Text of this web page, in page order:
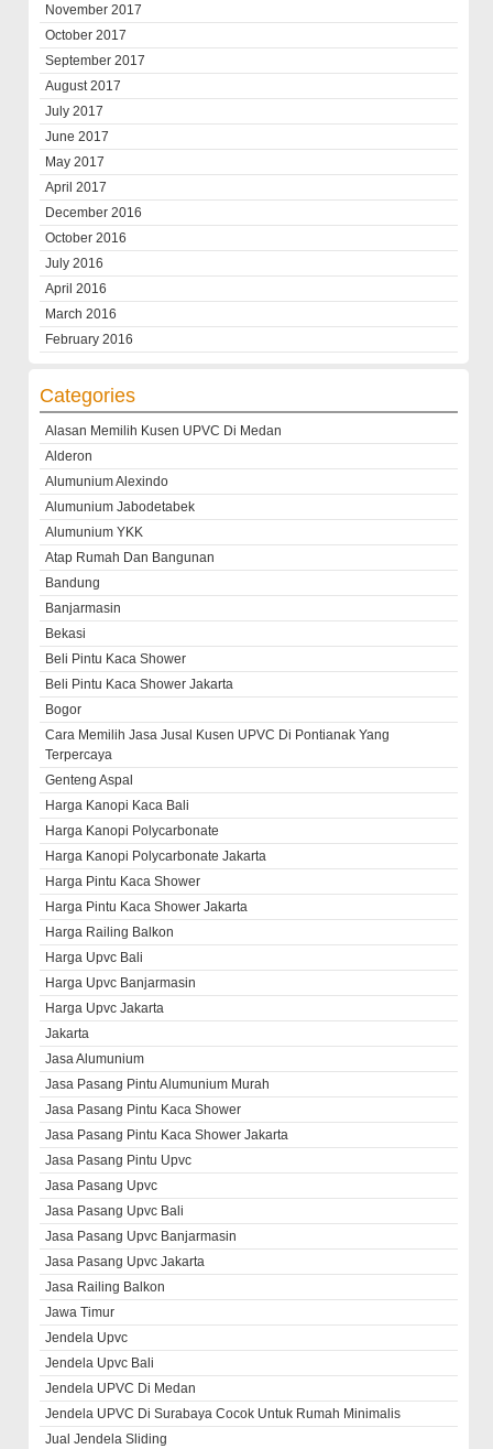
November 2017
October 2017
September 2017
August 2017
July 2017
June 2017
May 2017
April 2017
December 2016
October 2016
July 2016
April 2016
March 2016
February 2016
Categories
Alasan Memilih Kusen UPVC Di Medan
Alderon
Alumunium Alexindo
Alumunium Jabodetabek
Alumunium YKK
Atap Rumah Dan Bangunan
Bandung
Banjarmasin
Bekasi
Beli Pintu Kaca Shower
Beli Pintu Kaca Shower Jakarta
Bogor
Cara Memilih Jasa Jusal Kusen UPVC Di Pontianak Yang
Terpercaya
Genteng Aspal
Harga Kanopi Kaca Bali
Harga Kanopi Polycarbonate
Harga Kanopi Polycarbonate Jakarta
Harga Pintu Kaca Shower
Harga Pintu Kaca Shower Jakarta
Harga Railing Balkon
Harga Upvc Bali
Harga Upvc Banjarmasin
Harga Upvc Jakarta
Jakarta
Jasa Alumunium
Jasa Pasang Pintu Alumunium Murah
Jasa Pasang Pintu Kaca Shower
Jasa Pasang Pintu Kaca Shower Jakarta
Jasa Pasang Pintu Upvc
Jasa Pasang Upvc
Jasa Pasang Upvc Bali
Jasa Pasang Upvc Banjarmasin
Jasa Pasang Upvc Jakarta
Jasa Railing Balkon
Jawa Timur
Jendela Upvc
Jendela Upvc Bali
Jendela UPVC Di Medan
Jendela UPVC Di Surabaya Cocok Untuk Rumah Minimalis
Jual Jendela Sliding